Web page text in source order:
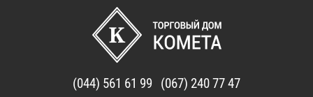
(044) 561 61 99 (067) 240 77 47